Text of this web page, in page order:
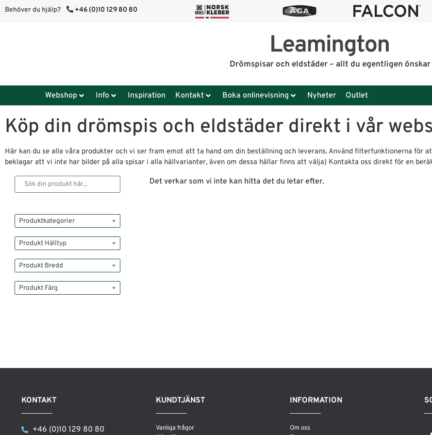
Behöver du hjälp? +46 (0)10 129 80 80
Drömspisar och eldstäder – allt du egentligen önskar
Webshop Info Inspiration Kontakt Boka onlinevisning Nyheter Outlet
Köp din drömspis och eldstäder direkt i vår
Här kan du se alla våra produkter och vi ser fram emot att ta hand om din beställning och leverans. Använd filterfunktionerna för
beklagar att vi inte har bilder på alla spisar i alla hällvarianter, även om dessa hällar finns att välja) Kontakta oss direkt för en
Produktkategorier
Produkt Hälltyp
Produkt Bredd
Produkt Färg
Det verkar som vi inte kan hitta det du letar efter.
KONTAKT
+46 (0)10 129 80 80
KUNDTJÄNST
Vanliga frågor
INFORMATION
Om oss